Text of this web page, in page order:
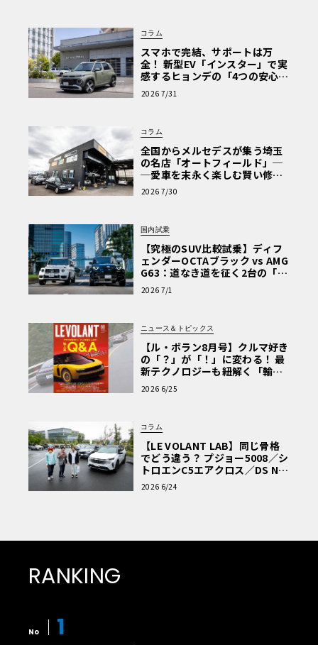
コラム
スマホで完結、サポートは万
全！ 新型EV「インスター」で実
感するヒョンデの「4つの安心」
【第1回・ヒョンデ6つの疑問：
Why? Hyundai?】〈PR〉
2026 7/31
コラム
全国からメルセデスが集う埼玉
の名店「オートフィールド」─
─愛車を末永く楽しむ賢い修理
術と、プロがフックス製オイル
を選ぶ理由〈PR〉
2026 7/30
国内試乗
【究極のSUV比較試乗】ディフ
ェンダーOCTAブラック vs AMG
G63：道なき道を征く2台の「対
極的アプローチ」
2026 7/1
ニュース＆トピックス
【ル・ボラン8月号】クルマ好き
の「？」が「！」に変わる！ 最
新テクノロジーも紐解く「輸入
車Q&A」
2026 6/25
コラム
【LE VOLANT LAB】同じ骨格
でどう違う？ プジョー5008／シ
トロエンC5エアクロス／DS Nº4
読者一気乗りレポート
2026 6/24
RANKING
No 1